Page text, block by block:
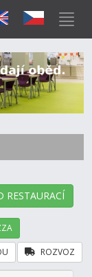
RESTAURACÍ
ROZVOZ